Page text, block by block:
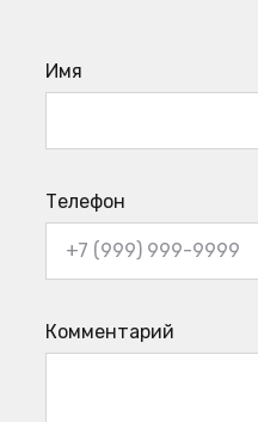
Имя
Телефон
Комментарий